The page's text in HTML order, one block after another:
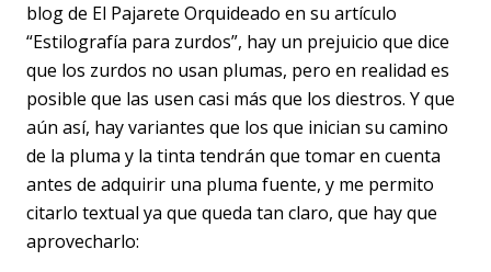
blog de El Pajarete Orquideado en su artículo
“Estilografía para zurdos”, hay un prejuicio que dice
que los zurdos no usan plumas, pero en realidad es
posible que las usen casi más que los diestros. Y que
aún así, hay variantes que los que inician su camino
de la pluma y la tinta tendrán que tomar en cuenta
antes de adquirir una pluma fuente, y me permito
citarlo textual ya que queda tan claro, que hay que
aprovecharlo: